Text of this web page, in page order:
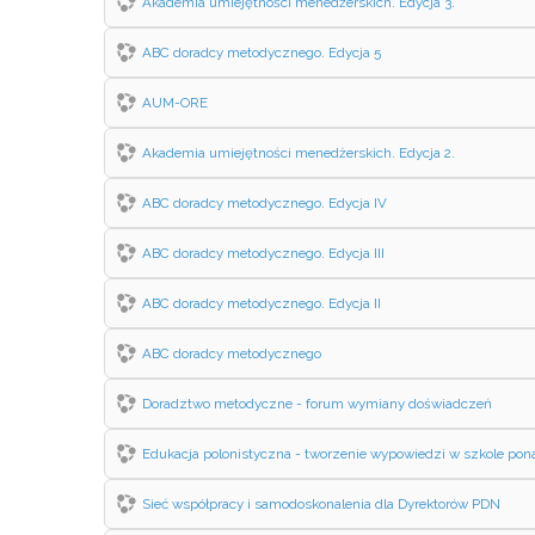
ABC doradcy metodycznego. Edycja 5
AUM-ORE
Akademia umiejętności menedżerskich. Edycja 2.
ABC doradcy metodycznego. Edycja IV
ABC doradcy metodycznego. Edycja III
ABC doradcy metodycznego. Edycja II
ABC doradcy metodycznego
Doradztwo metodyczne - forum wymiany doświadczeń
Edukacja polonistyczna - tworzenie wypowiedzi w szkole
Sieć współpracy i samodoskonalenia dla Dyrektorów PDN